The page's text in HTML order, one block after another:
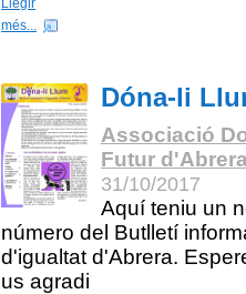
Llegir
més...
Dóna-li
Associació
Futur
31/10/2017
Aquí teniu un
número del Butlletí
d'igualtat d'Abrera.
us agradi